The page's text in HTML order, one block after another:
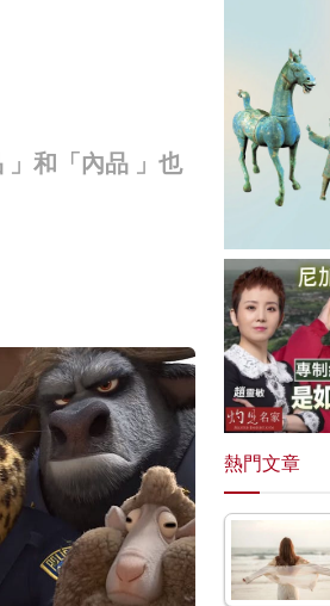
」和「內品 」也
熱門文章